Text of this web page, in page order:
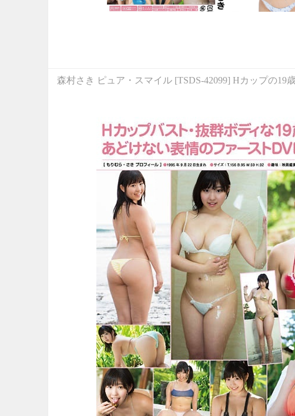
森村さき ピュア・スマイル [TSDS-42099] Hカップの